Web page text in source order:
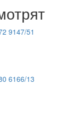
9147/51
6166/13